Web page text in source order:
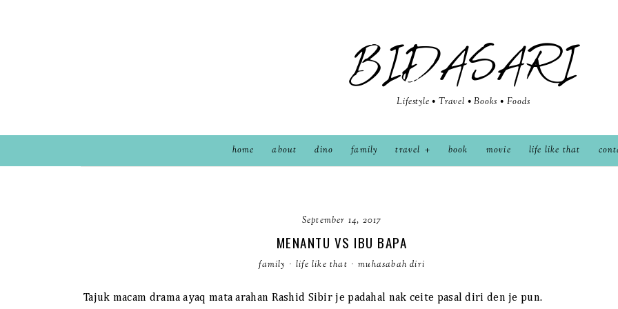
BIDASARI
Lifestyle • Travel • Books • Foods
home about dino family travel book movie life like that
September 14, 2017
MENANTU VS IBU BAPA
family · life like that · muhasabah diri
Tajuk macam drama ayaq mata arahan Rashid Sibir je padahal nak ceite pasal diri den je pun.